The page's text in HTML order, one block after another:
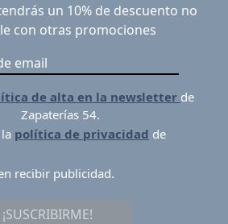
un 10% de descuento no
con otras promociones
de alta en la newsletter de
Zapaterías 54.
política de privacidad de
recibir publicidad.
¡SUSCRIBIRME!